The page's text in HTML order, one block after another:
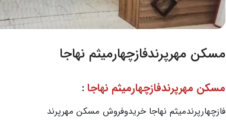
مسکن مهرپرندفازچهارمیثم نهاجا
مسکن مهرپرندفازچهارمیثم نهاجا :
فازچهارپرندمیثم نهاجا خریدوفروش مسکن مهرپرند